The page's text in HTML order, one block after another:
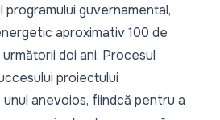
programului guvernamental,
aproximativ 100 de
doi ani. Procesul
proiectului
anevoios, fiindcă pentru a